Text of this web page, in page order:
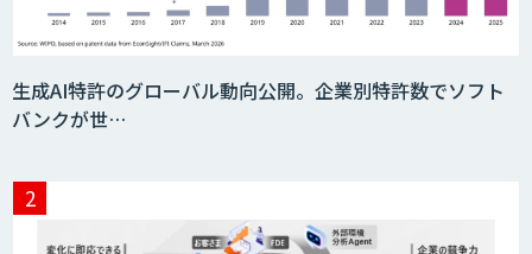
Kurrant.ai
生成AI特許のグローバル動向公開。企業別特許数でソフト
バンクが世…